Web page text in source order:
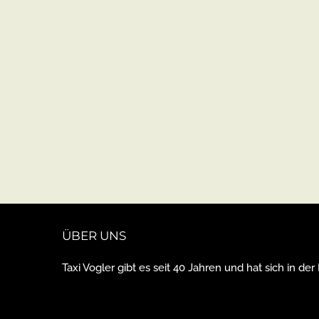
ÜBER UNS
Taxi Vogler gibt es seit 40 Jahren und hat sich in